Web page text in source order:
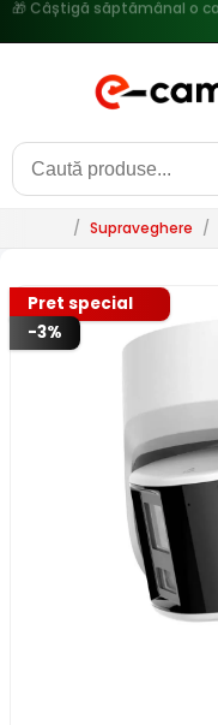
/ Supraveghere /
Pret special
-3%